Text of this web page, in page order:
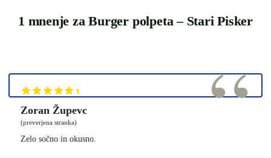
1 mnenje zaBurger polpeta – Stari Pisker
Zoran Župevc
(preverjena stranka)
Zelo sočno in okusno.